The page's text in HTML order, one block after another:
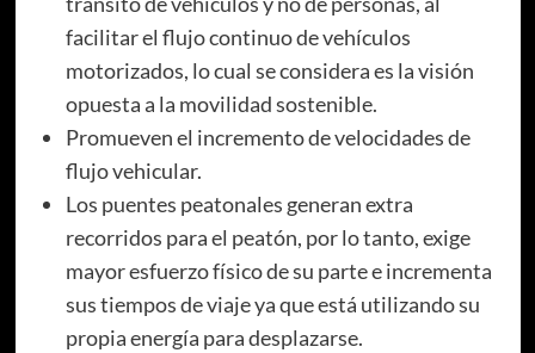
facilitar el flujo continuo de vehículos
motorizados, lo cual se considera es la visión
opuesta a la movilidad sostenible.
Promueven el incremento de velocidades de
flujo vehicular.
Los puentes peatonales generan extra
recorridos para el peatón, por lo tanto, exige
mayor esfuerzo físico de su parte e incrementa
sus tiempos de viaje ya que está utilizando su
propia energía para desplazarse.